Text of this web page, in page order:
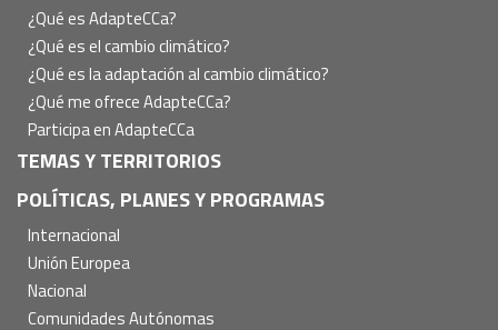
principal
¿Qué es AdapteCCa?
¿Qué es el cambio climático?
¿Qué es la adaptación al cambio climático?
¿Qué me ofrece AdapteCCa?
Participa en AdapteCCa
TEMAS Y TERRITORIOS
POLÍTICAS, PLANES Y PROGRAMAS
Internacional
Unión Europea
Nacional
Comunidades Autónomas